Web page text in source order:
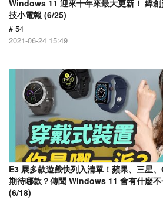
Windows 11 迎來十年來最大更新！ 緯
技小電報 (6/25)
# 54
2021-06-24 15:49
E3 展多款遊戲快列入清單！蘋果、三星
期待哪款？傳聞 Windows 11 會有什麼
(6/18)